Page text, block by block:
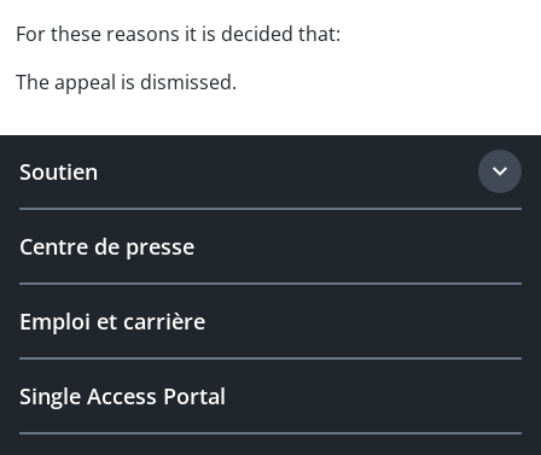
For these reasons it is decided that:
The appeal is dismissed.
Soutien
Centre de presse
Emploi et carrière
Single Access Portal